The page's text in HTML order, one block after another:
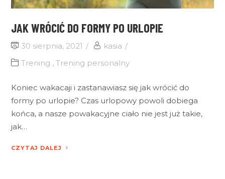
JAK WRÓCIĆ DO FORMY PO URLOPIE
30 sierpnia, 2021
kasia
Trening ,Trening personalny
Koniec wakacaji i zastanawiasz się jak wrócić do
formy po urlopie? Czas urlopowy powoli dobiega
końca, a nasze powakacyjne ciało nie jest już takie,
jak…
CZYTAJ DALEJ